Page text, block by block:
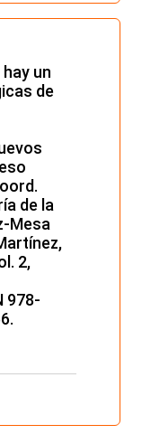
un
de
de la
Mesa
2,
978-